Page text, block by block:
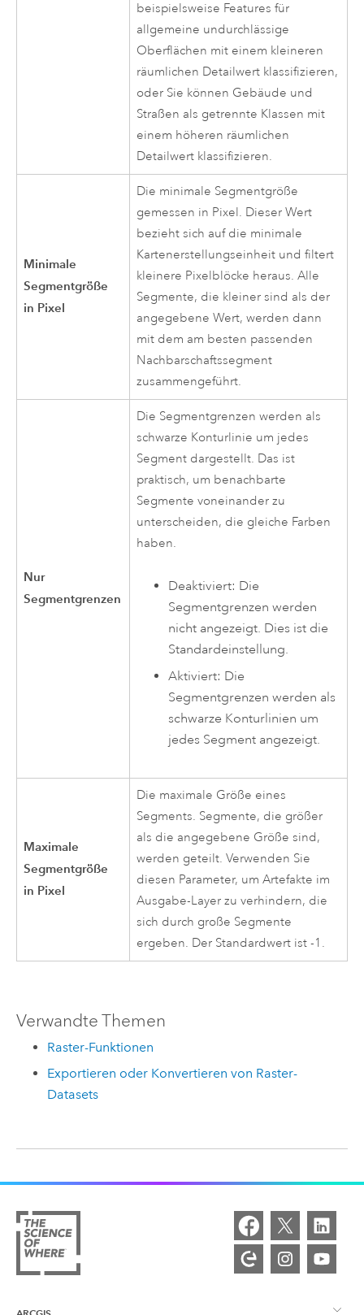
beispielsweise Features für
allgemeine undurchlässige
Oberflächen mit einem kleineren
räumlichen Detailwert klassifizieren,
oder Sie können Gebäude und
Straßen als getrennte Klassen mit
einem höheren räumlichen
Detailwert klassifizieren.
Minimale
Segmentgröße
in Pixel
Die minimale Segmentgröße
gemessen in Pixel. Dieser Wert
bezieht sich auf die minimale
Kartenerstellungseinheit und filtert
kleinere Pixelblöcke heraus. Alle
Segmente, die kleiner sind als der
angegebene Wert, werden dann
mit dem am besten passenden
Nachbarschaftssegment
zusammengeführt.
Nur
Segmentgrenzen
Die Segmentgrenzen werden als
schwarze Konturlinie um jedes
Segment dargestellt. Das ist
praktisch, um benachbarte
Segmente voneinander zu
unterscheiden, die gleiche Farben
haben.
Deaktiviert: Die
Segmentgrenzen werden
nicht angezeigt. Dies ist die
Standardeinstellung.
Aktiviert: Die
Segmentgrenzen werden als
schwarze Konturlinien um
jedes Segment angezeigt.
Maximale
Segmentgröße
in Pixel
Die maximale Größe eines
Segments. Segmente, die größer
als die angegebene Größe sind,
werden geteilt. Verwenden Sie
diesen Parameter, um Artefakte im
Ausgabe-Layer zu verhindern, die
sich durch große Segmente
ergeben. Der Standardwert ist -1.
Verwandte Themen
Raster-Funktionen
Exportieren oder Konvertieren von Raster-
Datasets
ARCGIS